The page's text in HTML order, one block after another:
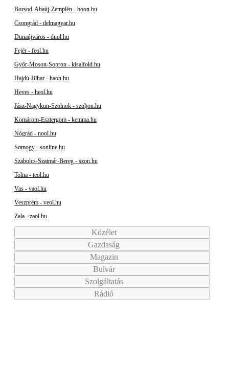
Borsod-Abaúj-Zemplén - boon.hu
Csongrád - delmagyar.hu
Dunaújváros - duol.hu
Fejér - feol.hu
Győr-Moson-Sopron - kisalfold.hu
Hajdú-Bihar - haon.hu
Heves - heol.hu
Jász-Nagykun-Szolnok - szoljon.hu
Komárom-Esztergom - kemma.hu
Nógrád - nool.hu
Somogy - sonline.hu
Szabolcs-Szatmár-Bereg - szon.hu
Tolna - teol.hu
Vas - vaol.hu
Veszprém - veol.hu
Zala - zaol.hu
Közélet
Gazdaság
Magazin
Bulvár
Szolgáltatás
Rádió